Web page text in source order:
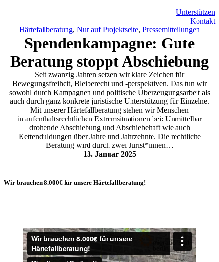
Unterstützen
Kontakt
Härtefallberatung, Nur auf Projektseite, Pressemitteilungen
Spendenkampagne: Gute
Beratung stoppt Abschiebung
Seit zwanzig Jahren setzen wir klare Zeichen für
Bewegungsfreiheit, Bleiberecht und -perspektiven. Das tun wir
sowohl durch Kampagnen und politische Überzeugungsarbeit als
auch durch ganz konkrete juristische Unterstützung für Einzelne.
Mit unserer Härtefallberatung stehen wir Menschen
in aufenthaltsrechtlichen Extremsituationen bei: Unmittelbar
drohende Abschiebung und Abschiebehaft wie auch
Kettenduldungen über Jahre und Jahrzehnte. Die rechtliche
Beratung wird durch zwei Jurist*innen…
13. Januar 2025
Wir brauchen 8.000€ für unsere Härtefallberatung!